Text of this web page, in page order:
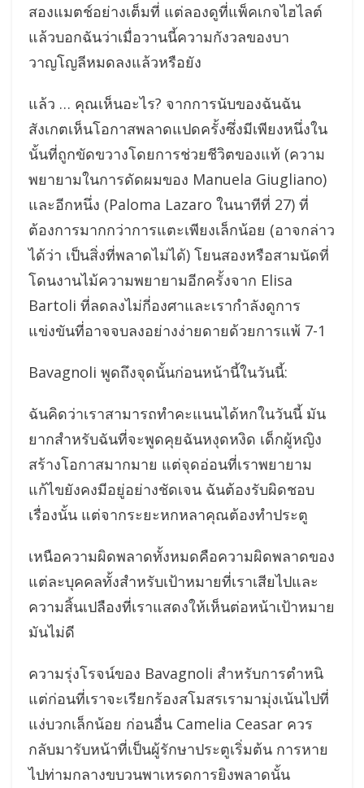
สองแมตช์อย่างเต็มที่ แต่ลองดูที่แพ็คเกจไฮไลต์
แล้วบอกฉันว่าเมื่อวานนี้ความกังวลของบา
วาญโญลีหมดลงแล้วหรือยัง
แล้ว … คุณเห็นอะไร? จากการนับของฉันฉัน
สังเกตเห็นโอกาสพลาดแปดครั้งซึ่งมีเพียงหนึ่งใน
นั้นที่ถูกขัดขวางโดยการช่วยชีวิตของแท้ (ความ
พยายามในการดัดผมของ Manuela Giugliano)
และอีกหนึ่ง (Paloma Lazaro ในนาทีที่ 27) ที่
ต้องการมากกว่าการแตะเพียงเล็กน้อย (อาจกล่าว
ได้ว่า เป็นสิ่งที่พลาดไม่ได้) โยนสองหรือสามนัดที่
โดนงานไม้ความพยายามอีกครั้งจาก Elisa
Bartoli ที่ลดลงไม่กี่องศาและเรากำลังดูการ
แข่งขันที่อาจจบลงอย่างง่ายดายด้วยการแพ้ 7-1
Bavagnoli พูดถึงจุดนั้นก่อนหน้านี้ในวันนี้:
ฉันคิดว่าเราสามารถทำคะแนนได้หกในวันนี้ มัน
ยากสำหรับฉันที่จะพูดคุยฉันหงุดหงิด เด็กผู้หญิง
สร้างโอกาสมากมาย แต่จุดอ่อนที่เราพยายาม
แก้ไขยังคงมีอยู่อย่างชัดเจน ฉันต้องรับผิดชอบ
เรื่องนั้น แต่จากระยะหกหลาคุณต้องทำประตู
เหนือความผิดพลาดทั้งหมดคือความผิดพลาดของ
แต่ละบุคคลทั้งสำหรับเป้าหมายที่เราเสียไปและ
ความสิ้นเปลืองที่เราแสดงให้เห็นต่อหน้าเป้าหมาย
มันไม่ดี
ความรุ่งโรจน์ของ Bavagnoli สำหรับการตำหนิ
แต่ก่อนที่เราจะเรียกร้องสโมสรเรามามุ่งเน้นไปที่
แง่บวกเล็กน้อย ก่อนอื่น Camelia Ceasar ควร
กลับมารับหน้าที่เป็นผู้รักษาประตูเริ่มต้น การหาย
ไปท่ามกลางขบวนพาเหรดการยิงพลาดนั้น